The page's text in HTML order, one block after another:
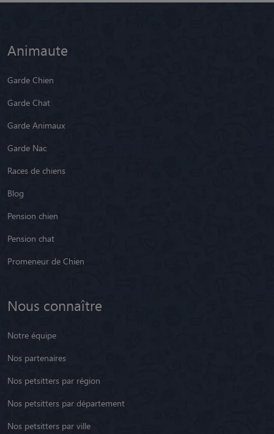
Animaute
Garde Chien
Garde Chat
Garde Animaux
Garde Nac
Races de chiens
Blog
Pension chien
Pension chat
Promeneur de Chien
Nous connaître
Notre équipe
Nos partenaires
Nos petsitters par région
Nos petsitters par département
Nos petsitters par ville